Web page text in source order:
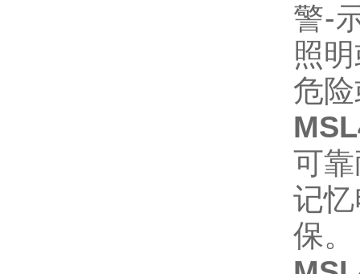
警-
照
危
可
记
保。